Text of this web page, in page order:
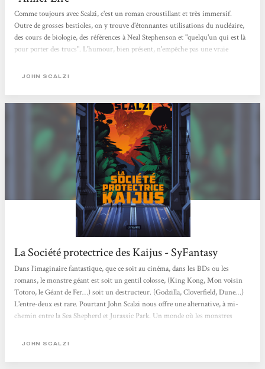
Comme toujours avec Scalzi, c'est un roman croustillant et très immersif.
Outre de grosses bestioles, on y trouve d'étonnantes utilisations du nucléaire,
des cours de biologie, des références à Neal Stephenson et "quelqu'un qui est là
pour porter des trucs". L'humour, bien présent, n'empêche pas une vraie
écrire ce livre que nous à le lire. Anne Sophie Schreyer - Payot Genève Rive
JOHN SCALZI
La Société protectrice des Kaijus - SyFantasy
Dans l’imaginaire fantastique, que ce soit au cinéma, dans les BDs ou les
romans, le monstre géant est soit un gentil colosse, (King Kong, Mon voisin
Totoro, le Géant de Fer…) soit un destructeur. (Godzilla, Cloverfield, Dune…)
L'entre-deux est rare. Pourtant John Scalzi nous offre une alternative, à mi-
chemin entre la Sea Shepherd et Jurassic Park. Un monde où les monstres
étudiés. Ici, point de lutte contre des braconniers avides de dépecer les grosses
JOHN SCALZI